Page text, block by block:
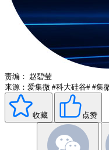
责编： 赵碧莹
来源：爱集微 #科大硅谷# #集
收藏 点赞